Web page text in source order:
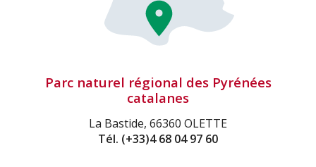
Parc naturel régional des Pyrénées
catalanes
La Bastide, 66360 OLETTE
Tél. (+33)4 68 04 97 60